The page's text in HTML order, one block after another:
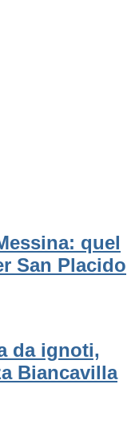
quel
San Placido
da ignoti,
Biancavilla